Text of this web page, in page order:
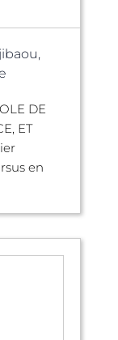
DE
ET
en